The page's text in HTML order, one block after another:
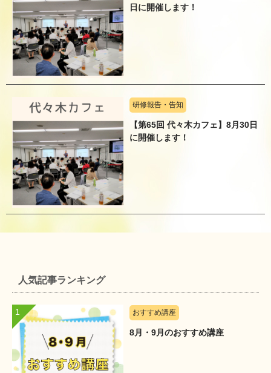
日に開催します！
研修報告・告知
【第65回 代々木カフェ】8月30日
に開催します！
人気記事ランキング
おすすめ講座
8月・9月のおすすめ講座